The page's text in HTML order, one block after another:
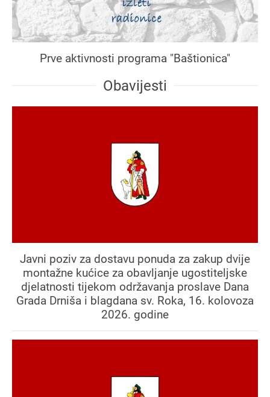
Prve aktivnosti programa "Baštionica"
Obavijesti
Javni poziv za dostavu ponuda za zakup dvije
montažne kućice za obavljanje ugostiteljske
djelatnosti tijekom održavanja proslave Dana
Grada Drniša i blagdana sv. Roka, 16. kolovoza
2026. godine